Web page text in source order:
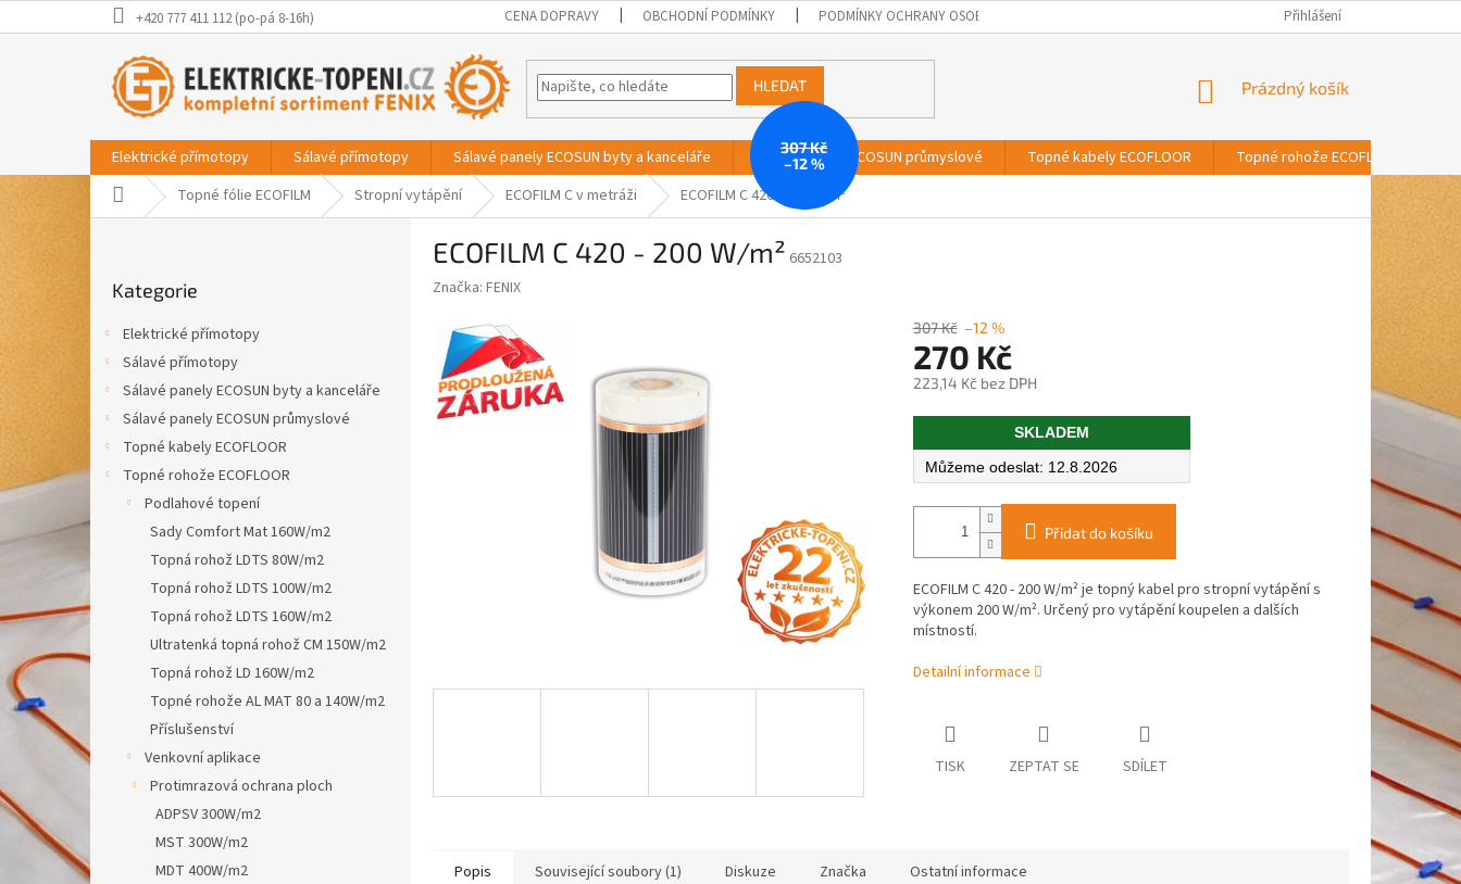
na
+420 777 411 112 (po-pá 8-16h) CENA DOPRAVY OBCHODNÍ PODMÍNKY PODMÍNKY OCHRANY OSOBNÍCH ÚDAJŮ Přihlášení
HLEDAT
NÁKUPNÍ
Prázdný košík
Elektrické přímotopy Sálavé přímotopy Sálavé panely ECOSUN byty a kanceláře Sálavé panely ECOSUN průmyslové Topné kabely ECOFLOOR Topné rohože ECOFLOOR
Domů Topné fólie ECOFILM Stropní vytápění ECOFILM C v metráži ECOFILM C 420 - 200 W/m²
a
e
kategorie
Kategorie
Elektrické přímotopy
Sálavé přímotopy
Sálavé panely ECOSUN byty a kanceláře
Sálavé panely ECOSUN průmyslové
Topné kabely ECOFLOOR
Topné rohože ECOFLOOR
Podlahové topení
Sady Comfort Mat 160W/m2
Topná rohož LDTS 80W/m2
Topná rohož LDTS 100W/m2
Topná rohož LDTS 160W/m2
Ultratenká topná rohož CM 150W/m2
Topná rohož LD 160W/m2
Topné rohože AL MAT 80 a 140W/m2
Příslušenství
Venkovní aplikace
Protimrazová ochrana ploch
ADPSV 300W/m2
MST 300W/m2
MDT 400W/m2
ECOFILM C 420 - 200 W/m² 6652103
Značka: FENIX
307 Kč
–12 %
307 Kč –12 %
270 Kč
223,14 Kč bez DPH
Měrná
SKLADEM
12.8.2026
Přidat do košíku
ECOFILM C 420 - 200 W/m² je topný kabel pro stropní vytápění s
výkonem 200 W/m². Určený pro vytápění koupelen a dalších
místností.
Detailní informace
TISK ZEPTAT SE SDÍLET
Popis Související soubory (1) Diskuze Značka Ostatní informace